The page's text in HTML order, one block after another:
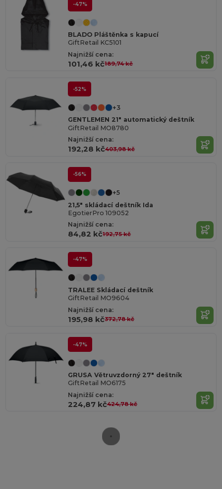
-47%
BLADO Pláštěnka s kapucí
GiftRetail KC5101
Najnižší cena:
101,46 kč189,74 kč
-52%
+3
GENTLEMEN 21" automatický deštník
GiftRetail MO8780
Najnižší cena:
192,28 kč403,98 kč
-56%
+5
21,5" skládací deštník Ida
EgotierPro 109052
Najnižší cena:
84,82 kč192,75 kč
-47%
TRALEE Skládací deštník
GiftRetail MO9604
Najnižší cena:
195,98 kč372,78 kč
-47%
GRUSA Větruvzdorný 27" deštník
GiftRetail MO6175
Najnižší cena:
224,87 kč424,78 kč